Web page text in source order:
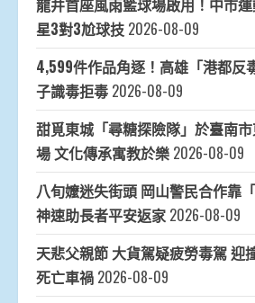
龍井首座風雨籃球場啟用！中市
星3對3尬球技 2026-08-09
4,599件作品角逐！高雄「港都反
子識毒拒毒 2026-08-09
甜覓東城「尋糖探險隊」於臺南
場 文化傳承寓教於樂 2026-08-09
八旬嬤迷失街頭 岡山警民合作靠
神速助長者平安返家 2026-08-09
天悲父親節 大貨駕疑疲勞毒駕 迎
死亡車禍 2026-08-09